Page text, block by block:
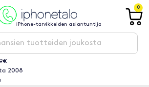
iPhone-tarvikkeiden asiantuntija
0
2008